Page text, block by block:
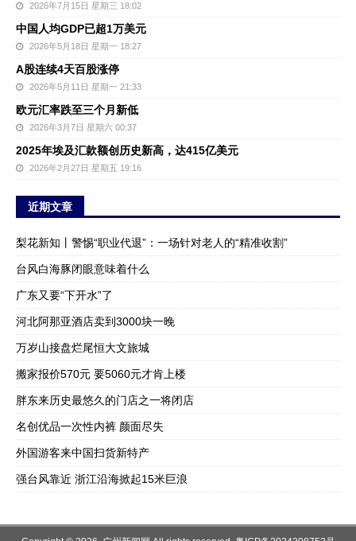
2026年7月15日 星期三 18:02
中国人均GDP已超1万美元
2026年5月18日 星期一 18:27
A股连续4天百股涨停
2026年5月11日 星期一 21:33
欧元汇率跌至三个月新低
2026年3月7日 星期六 00:37
2025年埃及汇款额创历史新高，达415亿美元
2026年2月27日 星期五 19:16
近期文章
梨花新知丨警惕“职业代退”：一场针对老人的“精准收割”
台风白海豚闭眼意味着什么
广东又要“下开水”了
河北阿那亚酒店卖到3000块一晚
万岁山接盘烂尾恒大文旅城
搬家报价570元 要5060元才肯上楼
胖东来历史最悠久的门店之一将闭店
名创优品一次性内裤 颜面尽失
外国游客来中国扫货新特产
强台风靠近 浙江沿海掀起15米巨浪